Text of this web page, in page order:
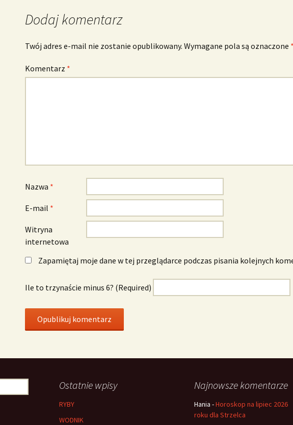
Dodaj komentarz
Twój adres e-mail nie zostanie opublikowany. Wymagane pola są oznaczone
Komentarz *
Nazwa *
E-mail *
Witryna
internetowa
Zapamiętaj moje dane w tej przeglądarce podczas pisania kolejnych
Ile to trzynaście minus 6? (Required)
Ostatnie wpisy
RYBY
WODNIK
Najnowsze komentarze
Hania -Horoskop na lipiec 2026
roku dla Strzelca